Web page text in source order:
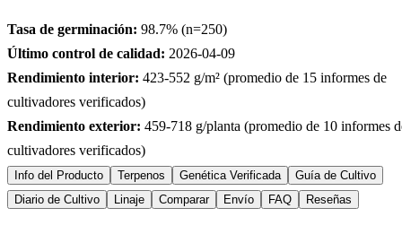
Tasa de germinación: 98.7% (n=250)
Último control de calidad: 2026-04-09
Rendimiento interior: 423-552 g/m² (promedio de 15 informes de
cultivadores verificados)
Rendimiento exterior: 459-718 g/planta (promedio de 10 informes
cultivadores verificados)
Info del Producto Terpenos Genética Verificada
Guía de Cultivo
Diario de Cultivo
Linaje Comparar Envío FAQ Reseñas